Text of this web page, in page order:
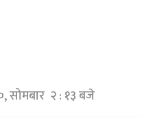
सोमबार २ : १३ बजे